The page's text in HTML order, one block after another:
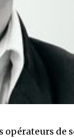
de